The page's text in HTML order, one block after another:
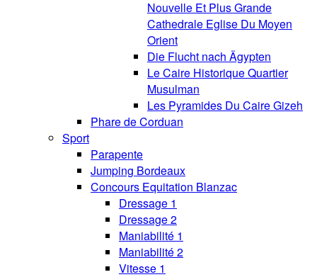
Nouvelle Et Plus Grande
Cathedrale Eglise Du Moyen
Orient
Die Flucht nach Ägypten
Le Caire Historique Quartier
Musulman
Les Pyramides Du Caire Gizeh
Phare de Corduan
Sport
Parapente
Jumping Bordeaux
Concours Equitation Blanzac
Dressage 1
Dressage 2
Maniabilité 1
Maniabilité 2
Vitesse 1